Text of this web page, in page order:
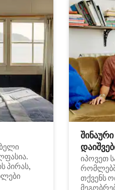
პირას,
იპოვეთ
თქვენს